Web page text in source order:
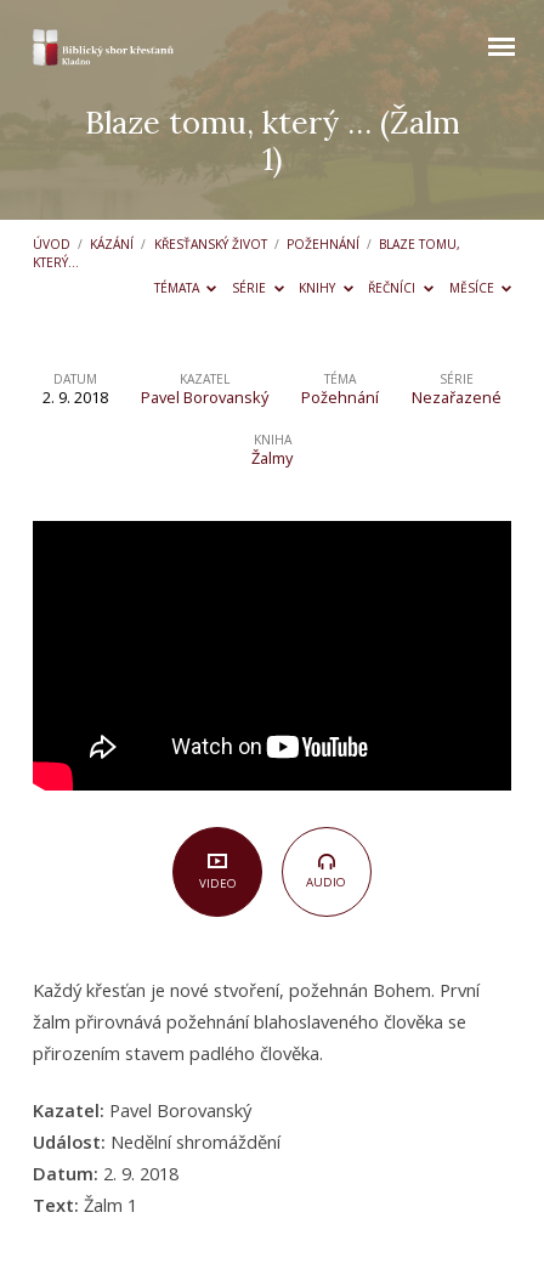
Blaze tomu, který … (Žalm
1)
ÚVOD / KÁZÁNÍ / KŘESŤANSKÝ ŽIVOT / POŽEHNÁNÍ / BLAZE TOMU,
KTERÝ…
TÉMATA
SÉRIE KNIHY ŘEČNÍCI MĚSÍCE
Blaze
…
DATUM
2. 9. 2018
KAZATEL
Pavel Borovanský
TÉMA
Požehnání
SÉRIE
Nezařazené
KNIHA
Žalmy
VIDEO AUDIO
Každý křesťan je nové stvoření, požehnán Bohem. První
žalm přirovnává požehnání blahoslaveného člověka se
přirozením stavem padlého člověka.
Kazatel: Pavel Borovanský
Událost: Nedělní shromáždění
Datum: 2. 9. 2018
Text: Žalm 1